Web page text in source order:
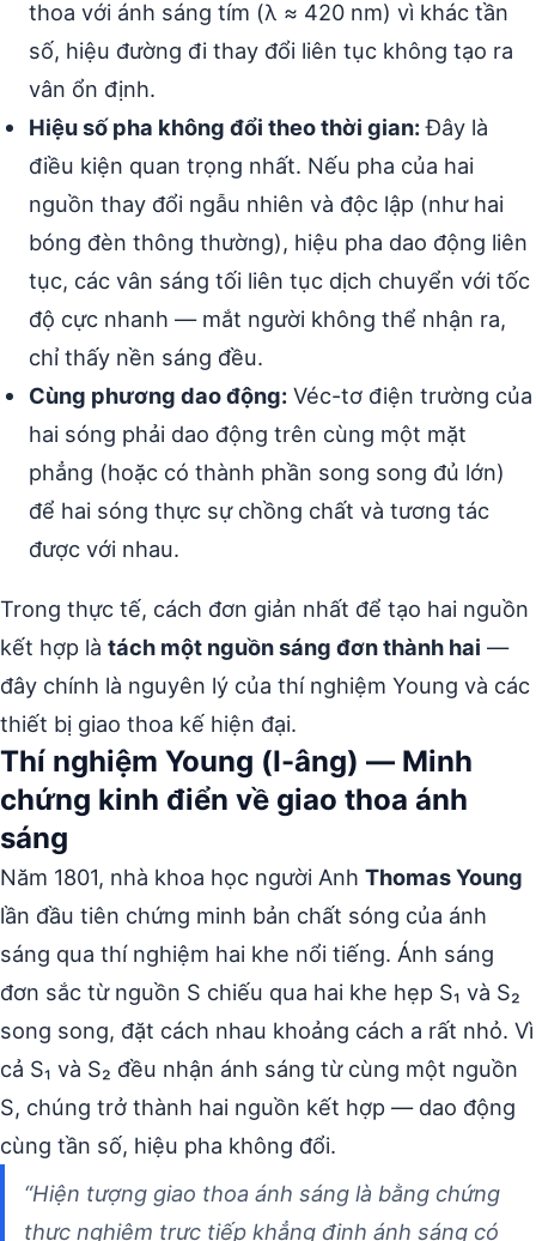
thoa với ánh sáng tím (λ ≈ 420 nm) vì khác tần
số, hiệu đường đi thay đổi liên tục không tạo ra
vân ổn định.
Hiệu số pha không đổi theo thời gian:Đây là
điều kiện quan trọng nhất. Nếu pha của hai
nguồn thay đổi ngẫu nhiên và độc lập (như hai
bóng đèn thông thường), hiệu pha dao động liên
tục, các vân sáng tối liên tục dịch chuyển với tốc
độ cực nhanh — mắt người không thể nhận ra,
chỉ thấy nền sáng đều.
Cùng phương dao động: Véc-tơ điện trường của
hai sóng phải dao động trên cùng một mặt
phẳng (hoặc có thành phần song song đủ lớn)
để hai sóng thực sự chồng chất và tương tác
được với nhau.
Trong thực tế, cách đơn giản nhất để tạo hai nguồn
kết hợp là tách một nguồn sáng đơn thành hai —
đây chính là nguyên lý của thí nghiệm Young và các
thiết bị giao thoa kế hiện đại.
Thí nghiệm Young (I-âng) — Minh
chứng kinh điển về giao thoa ánh
sáng
Năm 1801, nhà khoa học người Anh Thomas Young
lần đầu tiên chứng minh bản chất sóng của ánh
sáng qua thí nghiệm hai khe nổi tiếng. Ánh sáng
đơn sắc từ nguồn S chiếu qua hai khe hẹp S₁ và S₂
song song, đặt cách nhau khoảng cách a rất nhỏ. Vì
cả S₁ và S₂ đều nhận ánh sáng từ cùng một nguồn
S, chúng trở thành hai nguồn kết hợp — dao động
cùng tần số, hiệu pha không đổi.
“Hiện tượng giao thoa ánh sáng là bằng chứng
thực nghiệm trực tiếp khẳng định ánh sáng có